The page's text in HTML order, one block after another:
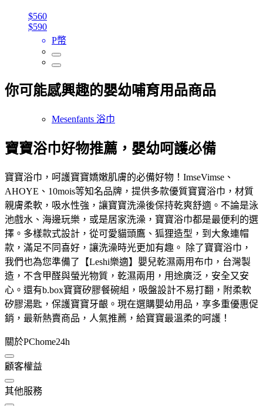
$560
$590
P幣
你可能感興趣的嬰幼哺育用品商品
Mesenfants 浴巾
寶寶浴巾好物推薦，嬰幼呵護必備
寶寶浴巾，呵護寶寶嬌嫩肌膚的必備好物！ImseVimse、
AHOYE、10mois等知名品牌，提供多款優質寶寶浴巾，材質
親膚柔軟，吸水性強，讓寶寶洗澡後保持乾爽舒適。不論是泳
池戲水、海邊玩樂，或是居家洗澡，寶寶浴巾都是最便利的選
擇。多樣款式設計，從可愛貓頭鷹、狐狸造型，到大象連帽
款，滿足不同喜好，讓洗澡時光更加有趣。 除了寶寶浴巾，
我們也為您準備了【Leshi樂適】嬰兒乾濕兩用布巾，台灣製
造，不含甲醛與螢光物質，乾濕兩用，用途廣泛，安全又安
心。還有b.box寶寶矽膠餐碗組，吸盤設計不易打翻，附柔軟
矽膠湯匙，保護寶寶牙齦。現在選購嬰幼用品，享多重優惠促
銷，最新熱賣商品，人氣推薦，給寶寶最溫柔的呵護！
關於PChome24h
顧客權益
其他服務